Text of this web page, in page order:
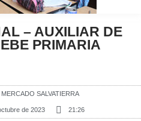
– AUXILIAR DE
PRIMARIA
MERCADO SALVATIERRA
de 2023 21:26